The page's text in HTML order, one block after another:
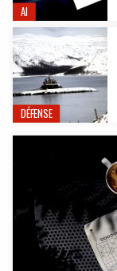
AI
DÉFENSE